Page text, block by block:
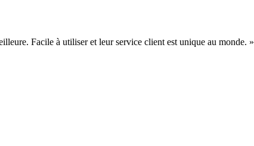
Facile à utiliser et leur service client est unique au monde. »